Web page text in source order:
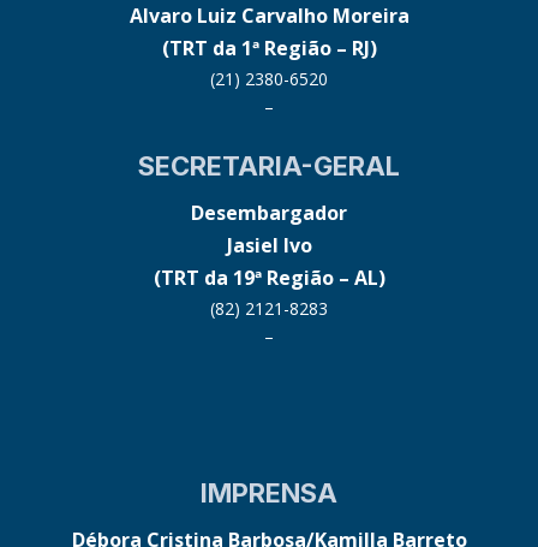
Alvaro Luiz Carvalho Moreira
(TRT da 1ª Região – RJ)
(21) 2380-6520
–
SECRETARIA-GERAL
Desembargador
Jasiel Ivo
(TRT da 19ª Região – AL)
(82) 2121-8283
–
IMPRENSA
Débora Cristina Barbosa/Kamilla Barreto